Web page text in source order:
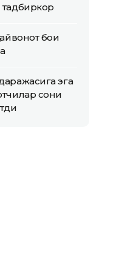
боғи
эга
сони